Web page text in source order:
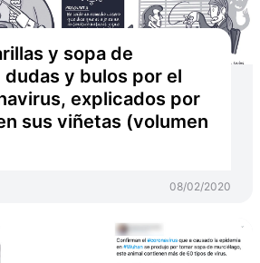
y sopa de
y bulos por el
explicados por
sus viñetas (volumen
08/02/2020